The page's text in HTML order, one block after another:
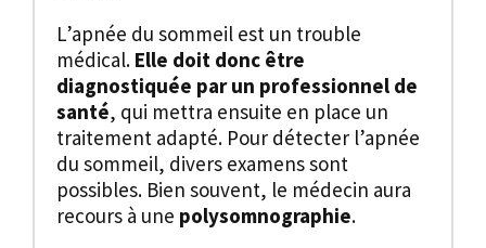
L’apnée du sommeil est un trouble
médical. Elle doit donc être
diagnostiquée par un professionnel de
santé, qui mettra ensuite en place un
traitement adapté. Pour détecter l’apnée
du sommeil, divers examens sont
possibles. Bien souvent, le médecin aura
recours à une polysomnographie.